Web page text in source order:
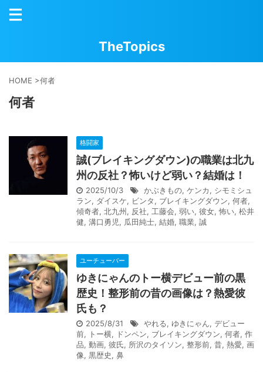
TheTopics
HOME >何者
何者
格闘家
誠(ブレイキングダウン)の職業は北九
州の反社？怖いけど弱い？結婚は！
2025/10/3 かぶきもの, ケンカ, シモミシュ
ラン, ダイスケ, ビンタ, ブレイキングダウン, 何者,
傾奇者, 北九州, 反社, 工藤会, 弱い, 彼女, 怖い, 松井
健, 溝口勇児, 瓜田純士, 結婚, 職業, 誠
ユーチューバー
ゆきにゃんのトー横デビュー前の黒
歴史！整形前の昔の画像は？熱愛彼
氏も？
2025/8/31 やれる, ゆきにゃん, デビュー
前, トー横, ドンペン, ブレイキングダウン, 何者, 作
品, 動画, 彼氏, 所沢のタイソン, 整形前, 昔, 熱愛, 画
像, 黒歴史, 鼻